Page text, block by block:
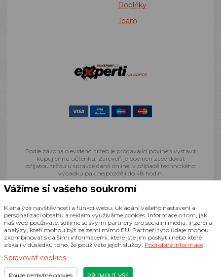
Doplňky
Team
Podle zákona o evidenci tržeb je prodávající povinen vystavit
kupujícímu účtenku. Zároveň je povinen zaevidovat
přijatou tržbu u správce daně online; v případě technického
výpadku pak nejpozději do 48 hodin.
RealizaceCZECHGROUP.cz
Vážíme si vašeho soukromí
K analýze návštěvnosti a funkcí webu, ukládání vašeho nastavení a
personalizaci obsahu a reklam využíváme cookies. Informace o tom, jak
náš web používáte, sdílíme se svými partnery pro sociální média, inzerci a
analýzy, kteří mohou být ze zemí mimo EU. Partneři tyto údaje mohou
zkombinovat s dalšími informacemi, které jste jim poskytli nebo které
získali v důsledku toho, že používáte jejich služby. Podrobné informace
Spravovat cookies
Pouze nezbytné cookies PŘIJMOUT VŠE